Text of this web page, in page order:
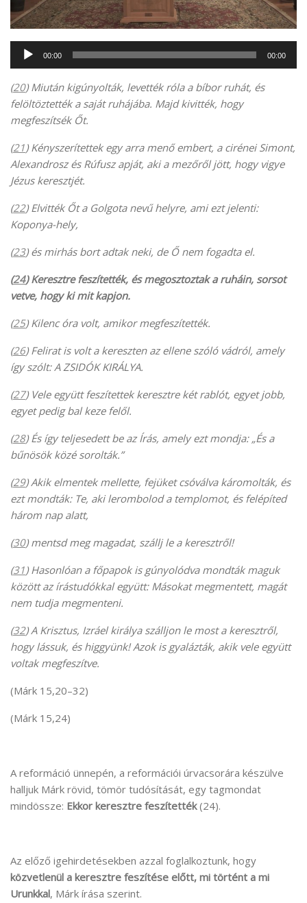
Audió
00:00 00:00
(20) Miután kigúnyolták, levették róla a bíbor ruhát, és
felöltöztették a saját ruhájába. Majd kivitték, hogy
megfeszítsék Őt.
(21) Kényszerítettek egy arra menő embert, a cirénei Simont,
Alexandrosz és Rúfusz apját, aki a mezőről jött, hogy vigye
Jézus keresztjét.
(22) Elvitték Őt a Golgota nevű helyre, ami ezt jelenti:
Koponya-hely,
(23) és mirhás bort adtak neki, de Ő nem fogadta el.
(24) Keresztre feszítették, és megosztoztak a ruháin, sorsot
vetve, hogy ki mit kapjon.
(25) Kilenc óra volt, amikor megfeszítették.
(26) Felirat is volt a kereszten az ellene szóló vádról, amely
így szólt: A ZSIDÓK KIRÁLYA.
(27) Vele együtt feszítettek keresztre két rablót, egyet jobb,
egyet pedig bal keze felől.
(28) És így teljesedett be az Írás, amely ezt mondja: „És a
bűnösök közé sorolták.”
(29) Akik elmentek mellette, fejüket csóválva káromolták, és
ezt mondták: Te, aki lerombolod a templomot, és felépíted
három nap alatt,
(30) mentsd meg magadat, szállj le a keresztről!
(31) Hasonlóan a főpapok is gúnyolódva mondták maguk
között az írástudókkal együtt: Másokat megmentett, magát
nem tudja megmenteni.
(32) A Krisztus, Izráel királya szálljon le most a keresztről,
hogy lássuk, és higgyünk! Azok is gyalázták, akik vele együtt
voltak megfeszítve.
(Márk 15,20–32)
(Márk 15,24)
A reformáció ünnepén, a reformációi úrvacsorára készülve
halljuk Márk rövid, tömör tudósítását, egy tagmondat
mindössze: Ekkor keresztre feszítették(24).
Az előző igehirdetésekben azzal foglalkoztunk, hogy
közvetlenül a keresztre feszítése előtt, mi történt a mi
Urunkkal, Márk írása szerint.